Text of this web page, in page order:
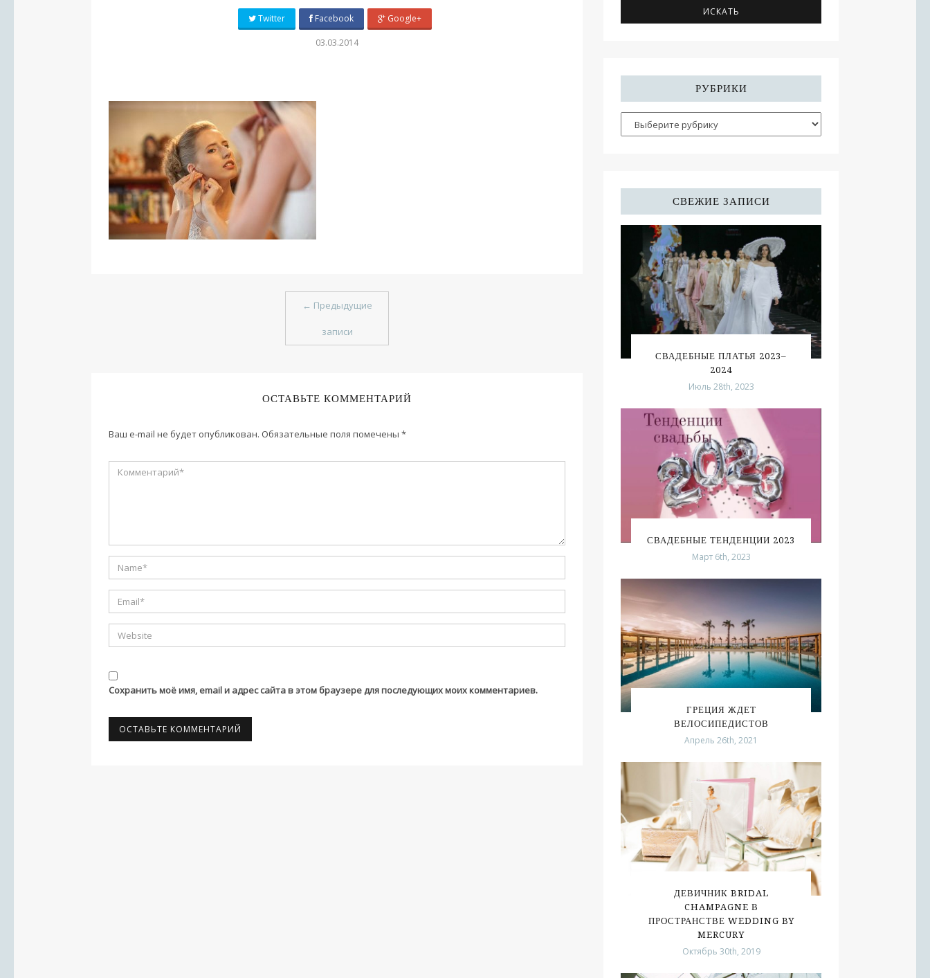
Twitter Facebook Google+
03.03.2014
← Предыдущие
записи
ОСТАВЬТЕ КОММЕНТАРИЙ
Ваш e-mail не будет опубликован. Обязательные поля помечены *
Сохранить моё имя, email и адрес сайта в этом браузере для последующих моих комментариев.
РУБРИКИ
СВЕЖИЕ ЗАПИСИ
СВАДЕБНЫЕ ПЛАТЬЯ 2023–
2024
Июль 28th, 2023
СВАДЕБНЫЕ ТЕНДЕНЦИИ 2023
Март 6th, 2023
ГРЕЦИЯ ЖДЕТ
ВЕЛОСИПЕДИСТОВ
Апрель 26th, 2021
ДЕВИЧНИК BRIDAL
CHAMPAGNE В
ПРОСТРАНСТВЕ WEDDING BY
MERCURY
Октябрь 30th, 2019